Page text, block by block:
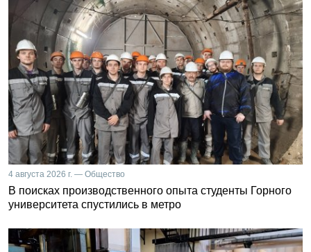
4 августа 2026 г. — Общество
В поисках производственного опыта студенты Горного
университета спустились в метро